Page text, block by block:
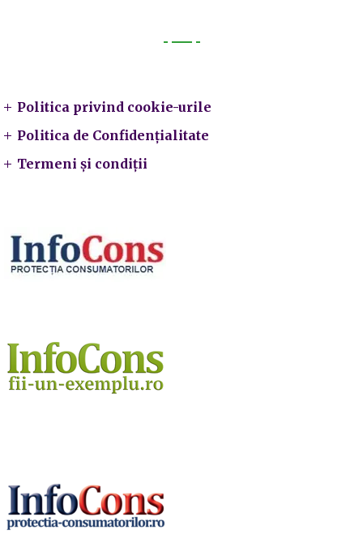
Politica privind cookie-urile
Politica de Confidențialitate
Termeni și condiții